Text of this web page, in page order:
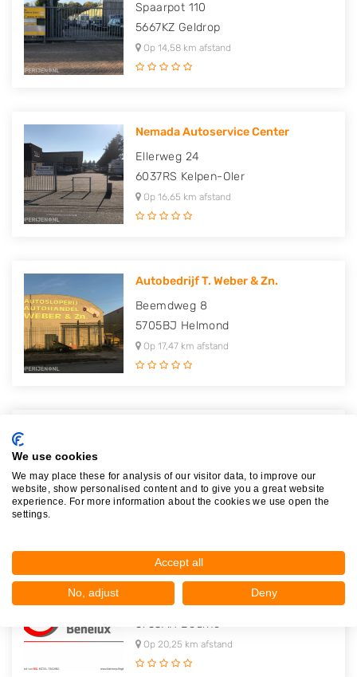
Spaarpot 110
5667KZ Geldrop
Op 14,58 km afstand
Nemada Autoservice Center
Ellerweg 24
6037RS Kelpen-Oler
Op 16,65 km afstand
Autobedrijf T. Weber & Zn.
Beemdweg 8
5705BJ Helmond
Op 17,47 km afstand
5706LD Helmond
Op 17,77 km afstand
Katalysator Recycling Benelux
Fabriekstraat 40
5753AH Deurne
Op 20,25 km afstand
We use cookies
We may place these for analysis of our visitor data, to improve our
website, show personalised content and to give you a great website
experience. For more information about the cookies we use open the
settings.
Accept all
No, adjust Deny